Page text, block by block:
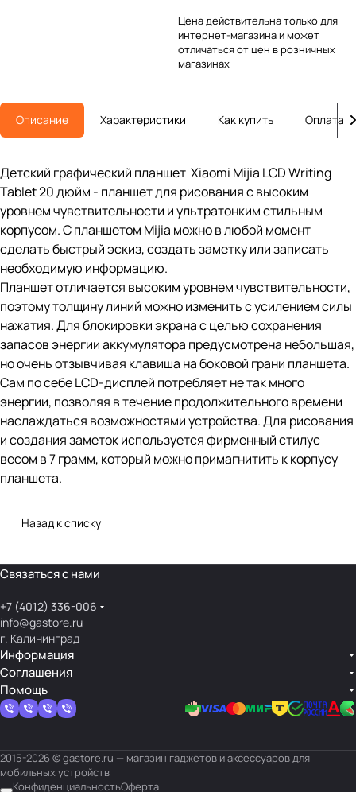
Цена действительна только для
интернет-магазина и может
отличаться от цен в розничных
магазинах
Описание Характеристики Как купить Оплата
Детский графический планшет Xiaomi Mijia LCD Writing
Tablet 20 дюйм - планшет для рисования с высоким
уровнем чувствительности и ультратонким стильным
корпусом. С планшетом Mijia можно в любой момент
сделать быстрый эскиз, создать заметку или записать
необходимую информацию.
Планшет отличается высоким уровнем чувствительности,
поэтому толщину линий можно изменить с усилением силы
нажатия. Для блокировки экрана с целью сохранения
запасов энергии аккумулятора предусмотрена небольшая,
но очень отзывчивая клавиша на боковой грани планшета.
Сам по себе LCD-дисплей потребляет не так много
энергии, позволяя в течение продолжительного времени
наслаждаться возможностями устройства. Для рисования
и создания заметок используется фирменный стилус
весом в 7 грамм, который можно примагнитить к корпусу
планшета.
Назад к списку
Связаться с нами
+7 (4012) 336-006
info@gastore.ru
г. Калининград
Информация
Соглашения
Помощь
2015-2026 © gastore.ru — магазин гаджетов и аксессуаров для
мобильных устройств
КонфиденциальностьОферта